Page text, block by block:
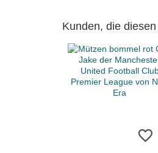
Kunden, die